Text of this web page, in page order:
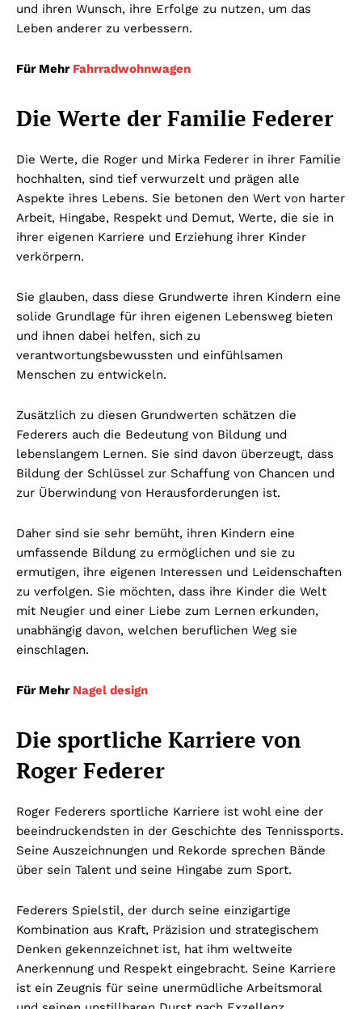
und ihren Wunsch, ihre Erfolge zu nutzen, um das
Leben anderer zu verbessern.
Für Mehr Fahrradwohnwagen
Die Werte der Familie Federer
Die Werte, die Roger und Mirka Federer in ihrer Familie
hochhalten, sind tief verwurzelt und prägen alle
Aspekte ihres Lebens. Sie betonen den Wert von harter
Arbeit, Hingabe, Respekt und Demut, Werte, die sie in
ihrer eigenen Karriere und Erziehung ihrer Kinder
verkörpern.
Sie glauben, dass diese Grundwerte ihren Kindern eine
solide Grundlage für ihren eigenen Lebensweg bieten
und ihnen dabei helfen, sich zu
verantwortungsbewussten und einfühlsamen
Menschen zu entwickeln.
Zusätzlich zu diesen Grundwerten schätzen die
Federers auch die Bedeutung von Bildung und
lebenslangem Lernen. Sie sind davon überzeugt, dass
Bildung der Schlüssel zur Schaffung von Chancen und
zur Überwindung von Herausforderungen ist.
Daher sind sie sehr bemüht, ihren Kindern eine
umfassende Bildung zu ermöglichen und sie zu
ermutigen, ihre eigenen Interessen und Leidenschaften
zu verfolgen. Sie möchten, dass ihre Kinder die Welt
mit Neugier und einer Liebe zum Lernen erkunden,
unabhängig davon, welchen beruflichen Weg sie
einschlagen.
Für Mehr Nagel design
Die sportliche Karriere von
Roger Federer
Roger Federers sportliche Karriere ist wohl eine der
beeindruckendsten in der Geschichte des Tennissports.
Seine Auszeichnungen und Rekorde sprechen Bände
über sein Talent und seine Hingabe zum Sport.
Federers Spielstil, der durch seine einzigartige
Kombination aus Kraft, Präzision und strategischem
Denken gekennzeichnet ist, hat ihm weltweite
Anerkennung und Respekt eingebracht. Seine Karriere
ist ein Zeugnis für seine unermüdliche Arbeitsmoral